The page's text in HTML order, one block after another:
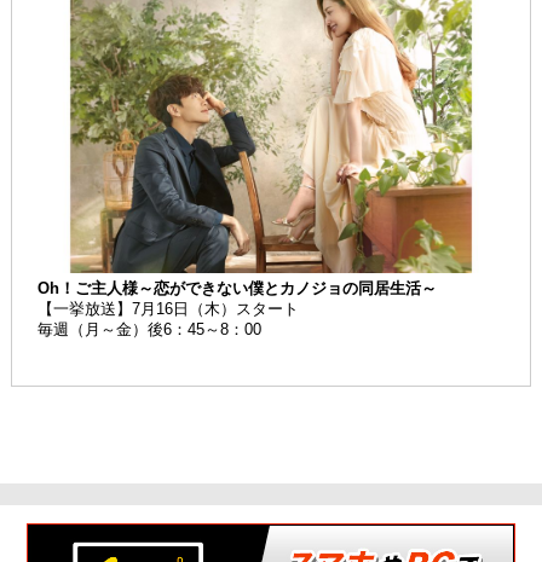
Oh！ご主人様～恋ができない僕とカノジョの同居生活～
【一挙放送】7月16日（木）スタート
毎週（月～金）後6：45～8：00